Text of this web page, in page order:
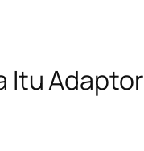
Itu Adaptor